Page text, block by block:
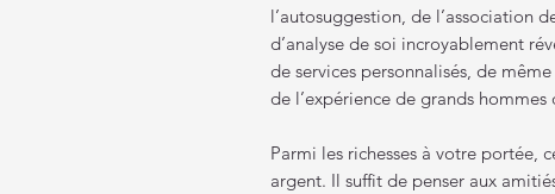
l’autosuggestion, de l’association
d’analyse de soi incroyablement
de services personnalisés, de
de l’expérience de grands
Parmi les richesses à votre portée,
argent. Il suffit de penser aux